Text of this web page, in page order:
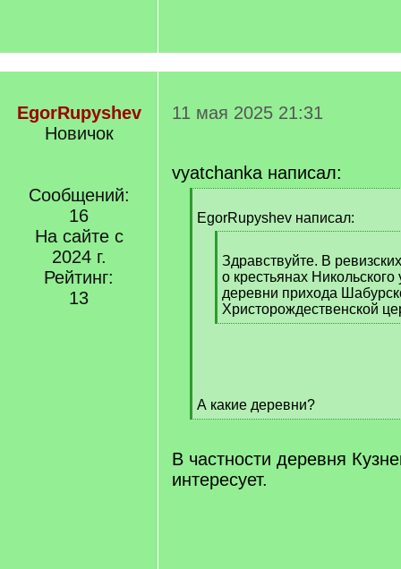
EgorRupyshev
Новичок
Сообщений:
16
На сайте с
2024 г.
Рейтинг:
13
11 мая 2025 21:31
vyatchanka написал:
q
EgorRupyshev написал:
q
]
Здравствуйте. В
о крестьянах Никольского
деревни прихода
Христорождественской
[
А какие деревни?
[
q
]
В частности деревня
интересует.